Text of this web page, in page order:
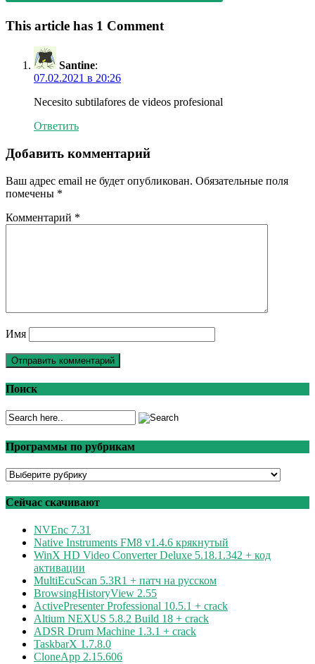
This article has 1 Comment
Santine:
07.02.2021 в 20:26
Necesito subtilafores de videos profesional
Ответить
Добавить комментарий
Ваш адрес email не будет опубликован. Обязательные поля
помечены *
Комментарий *
Имя
Поиск
Программы по рубрикам
Программы
рубрикам
Сейчас скачивают
NVEnc 7.31
Native Instruments FM8 v1.4.6 крякнутый
WinX HD Video Converter Deluxe 5.18.1.342 + код
активации
MultiEcuScan 5.3R1 + патч на русском
BrowsingHistoryView 2.55
ActivePresenter Professional 10.5.1 + crack
Altium NEXUS 5.8.2 Build 18 + crack
ADSR Drum Machine 1.3.1 + crack
TaskbarX 1.7.8.0
CloneApp 2.15.606